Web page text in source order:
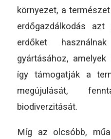
környezet, a
erdőgazdálkodás
erdőket
gyártásához,
így támogatják a
megújulását,
biodiverzitását.
Míg az olcsóbb,